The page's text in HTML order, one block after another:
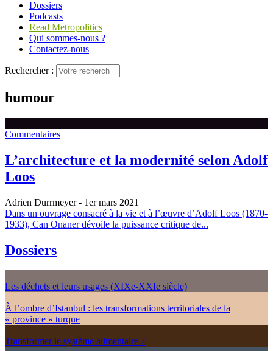
Dossiers
Podcasts
Read Metropolitics
Qui sommes-nous ?
Contactez-nous
Rechercher :
humour
Commentaires
L’architecture et la modernité selon Adolf
Loos
Adrien Durrmeyer- 1er mars 2021
Dans un ouvrage consacré à la vie et à l’œuvre d’Adolf Loos (1870-
1933), Can Onaner dévoile la puissance critique de...
Dossiers
Les déchets et leurs usages (XIXe-XXIe siècle)
À l’ombre d’Istanbul : les transformations territoriales de la
« province » turque
Transformer le système alimentaire ?